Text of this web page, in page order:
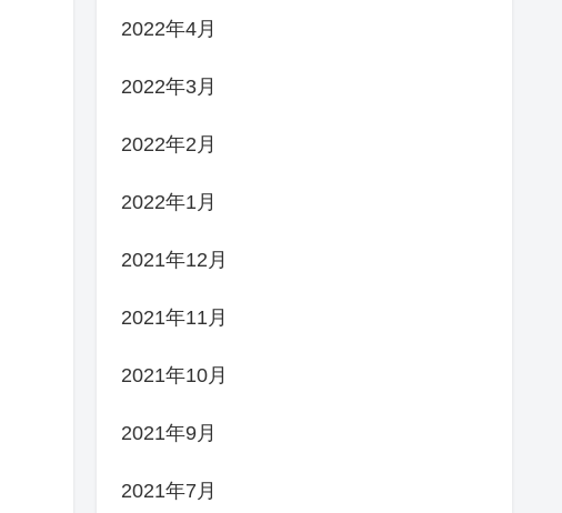
2022年4月
2022年3月
2022年2月
2022年1月
2021年12月
2021年11月
2021年10月
2021年9月
2021年7月